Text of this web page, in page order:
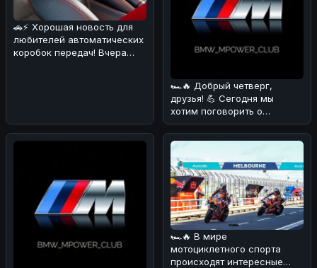
🚗⚡ Хорошая новость для
любителей автоматических
коробок передач! Вчера
🏎🔥 Добрый четверг,
друзья! 💪 Сегодня мы
хотим поговорить о
довольно курьёзном
случае, который про
🏎🔥 В мире
мотоциклетного спорта
происходят интересные